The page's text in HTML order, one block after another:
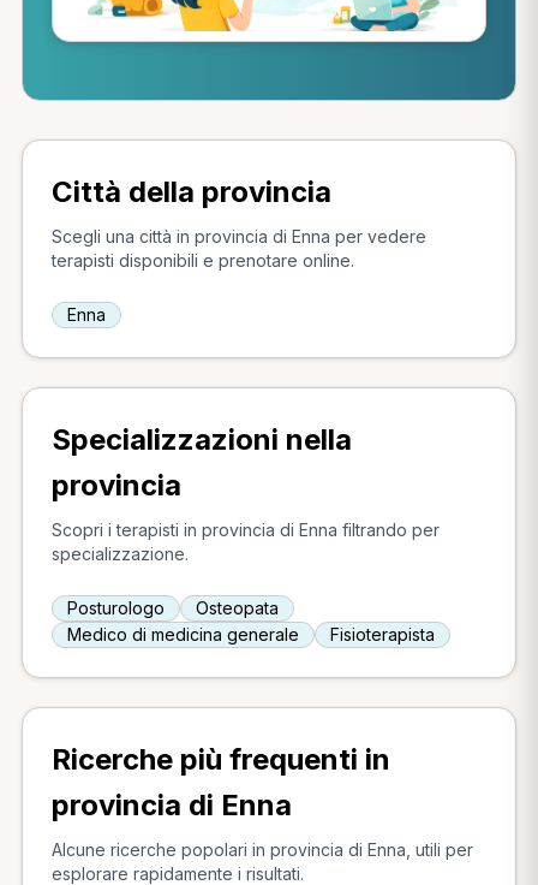
Città della provincia
Scegli una città in provincia di Enna per vedere
terapisti disponibili e prenotare online.
Enna
Specializzazioni nella
provincia
Scopri i terapisti in provincia di Enna filtrando per
specializzazione.
Posturologo
Osteopata
Medico di medicina generale
Fisioterapista
Ricerche più frequenti in
provincia di Enna
Alcune ricerche popolari in provincia di Enna, utili per
esplorare rapidamente i risultati.